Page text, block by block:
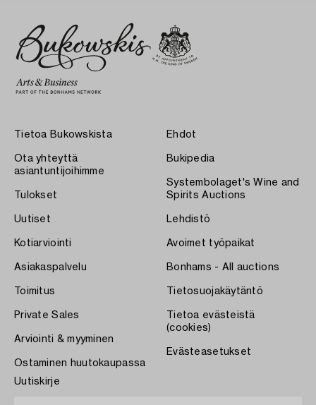
Tietoa Bukowskista
Ota yhteyttä
asiantuntijoihimme
Tulokset
Uutiset
Kotiarviointi
Asiakaspalvelu
Toimitus
Private Sales
Arviointi & myyminen
Ostaminen huutokaupassa
Ehdot
Bukipedia
Systembolaget's Wine and
Spirits Auctions
Lehdistö
Avoimet työpaikat
Bonhams - All auctions
Tietosuojakäytäntö
Tietoa evästeistä
(cookies)
Evästeasetukset
Uutiskirje